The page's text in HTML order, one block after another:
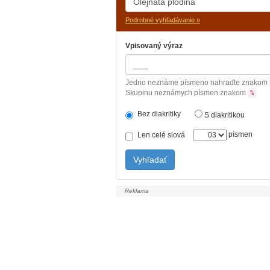
Podrobné vyhľadávanie »
Vpisovaný výraz
Jedno neznáme písmeno nahraďte znakom
Skupinu neznámych písmen znakom %
Bez diakritiky S diakritikou
Len celé slová písmen
Vyhľadať